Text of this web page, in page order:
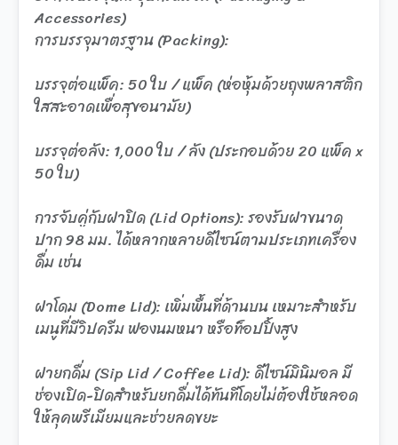
Accessories)
การบรรจุมาตรฐาน (Packing):
บรรจุต่อแพ็ค: 50 ใบ / แพ็ค (ห่อหุ้มด้วยถุงพลาสติก
ใสสะอาดเพื่อสุขอนามัย)
บรรจุต่อลัง: 1,000 ใบ / ลัง (ประกอบด้วย 20 แพ็ค x
50 ใบ)
การจับคู่กับฝาปิด (Lid Options): รองรับฝาขนาด
ปาก 98 มม. ได้หลากหลายดีไซน์ตามประเภทเครื่อง
ดื่ม เช่น
ฝาโดม (Dome Lid): เพิ่มพื้นที่ด้านบน เหมาะสำหรับ
เมนูที่มีวิปครีม ฟองนมหนา หรือท็อปปิ้งสูง
ฝายกดื่ม (Sip Lid / Coffee Lid): ดีไซน์มินิมอล มี
ช่องเปิด-ปิดสำหรับยกดื่มได้ทันทีโดยไม่ต้องใช้หลอด
ให้ลุคพรีเมียมและช่วยลดขยะ